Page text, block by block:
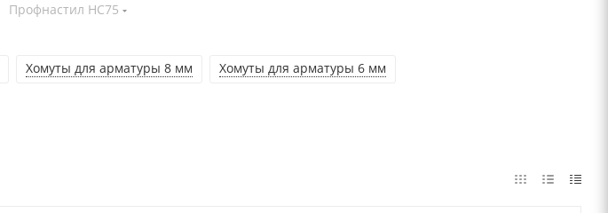
Профнастил НС75
Хомуты для арматуры 8 мм Хомуты для арматуры 6 мм